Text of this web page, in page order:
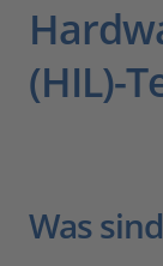
(HIL)-
Was